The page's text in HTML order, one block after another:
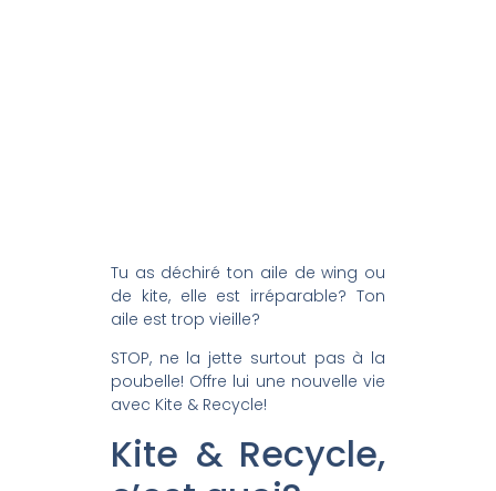
Tu as déchiré ton aile de wing ou
de kite, elle est irréparable? Ton
aile est trop vieille?
STOP, ne la jette surtout pas à la
poubelle! Offre lui une nouvelle vie
avec Kite & Recycle!
Kite & Recycle,